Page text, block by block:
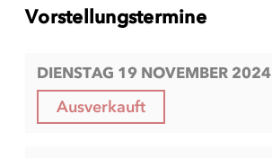
Vorstellungstermine
DIENSTAG 19 NOVEMBER 2024
Ausverkauft